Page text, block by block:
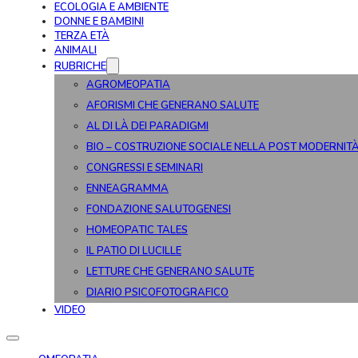
ECOLOGIA E AMBIENTE
DONNE E BAMBINI
TERZA ETÀ
ANIMALI
RUBRICHE
AGROMEOPATIA
AFORISMI CHE GENERANO SALUTE
AL DI LÀ DEI PARADIGMI
BIO – COSTRUZIONE SOCIALE NELLA POST
CONGRESSI E SEMINARI
ENNEAGRAMMA
FONDAZIONE SALUTOGENESI
HOMEOPATIC TALES
IL PATIO DI LUCILLE
LETTURE CHE GENERANO SALUTE
DIARIO PSICOFOTOGRAFICO
VIDEO